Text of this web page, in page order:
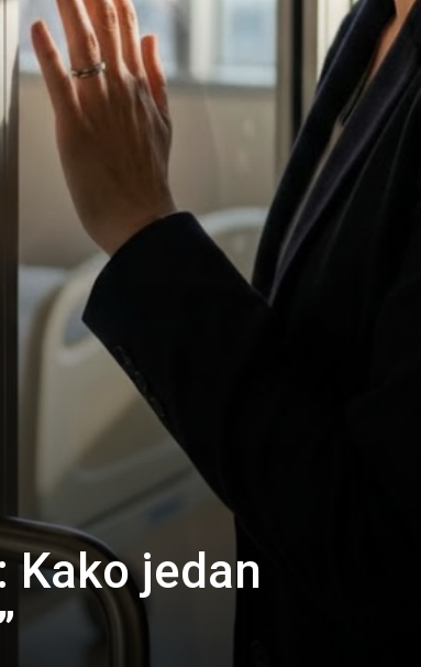
Kako jedan